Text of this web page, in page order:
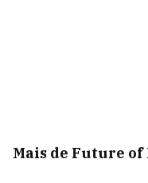
Mais de Future of